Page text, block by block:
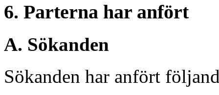
6. Parterna har anfört
A. Sökanden
Sökanden har anfört